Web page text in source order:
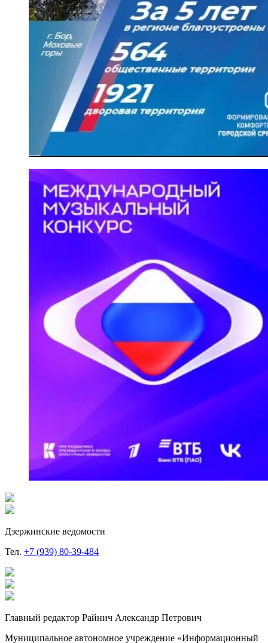
Дзержинские ведомости
Тел. +7 (939) 80-39-484
Главный редактор Райнич Александр Петрович
Муниципальное автономное учреждение «Информационный